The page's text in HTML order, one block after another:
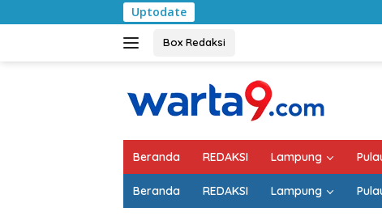
ke
Uptodate Pemkab
Box Redaksi
Beranda REDAKSI Lampung
Beranda REDAKSI Lampung